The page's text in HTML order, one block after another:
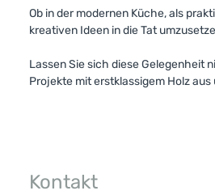
Ob in der modernen Küche, als
kreativen Ideen in die Tat
Lassen Sie sich diese Gelegenheit
Projekte mit erstklassigem Holz
Kontakt